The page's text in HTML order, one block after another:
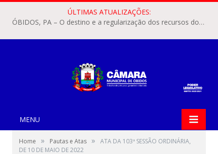
ÚLTIMAS ATUALIZAÇÕES:
ÓBIDOS, PA – O destino e a regularização dos recursos dos Precatórios do FUNDEF (Fundo de Manutenção e Desenvolvimento do Ensino Fundamental e de Valorização do Magistério) voltaram a pautar as discussões na Câmara Municipal de Óbidos.
MENU
Home » Pautas e Atas »
ATA DA 103ª SESSÃO ORDINÁRIA,
DE 10 DE MAIO DE 2022